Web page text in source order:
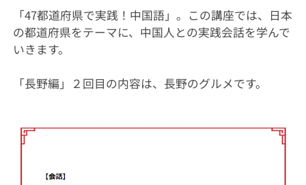
「47都道府県で実践！中国語」。この講座では、日本
の都道府県をテーマに、中国人との実践会話を学んで
いきます。
「長野編」２回目の内容は、長野のグルメです。